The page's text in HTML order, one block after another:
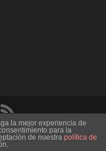
por
la mejor experiencia de
para la
de nuestra política de